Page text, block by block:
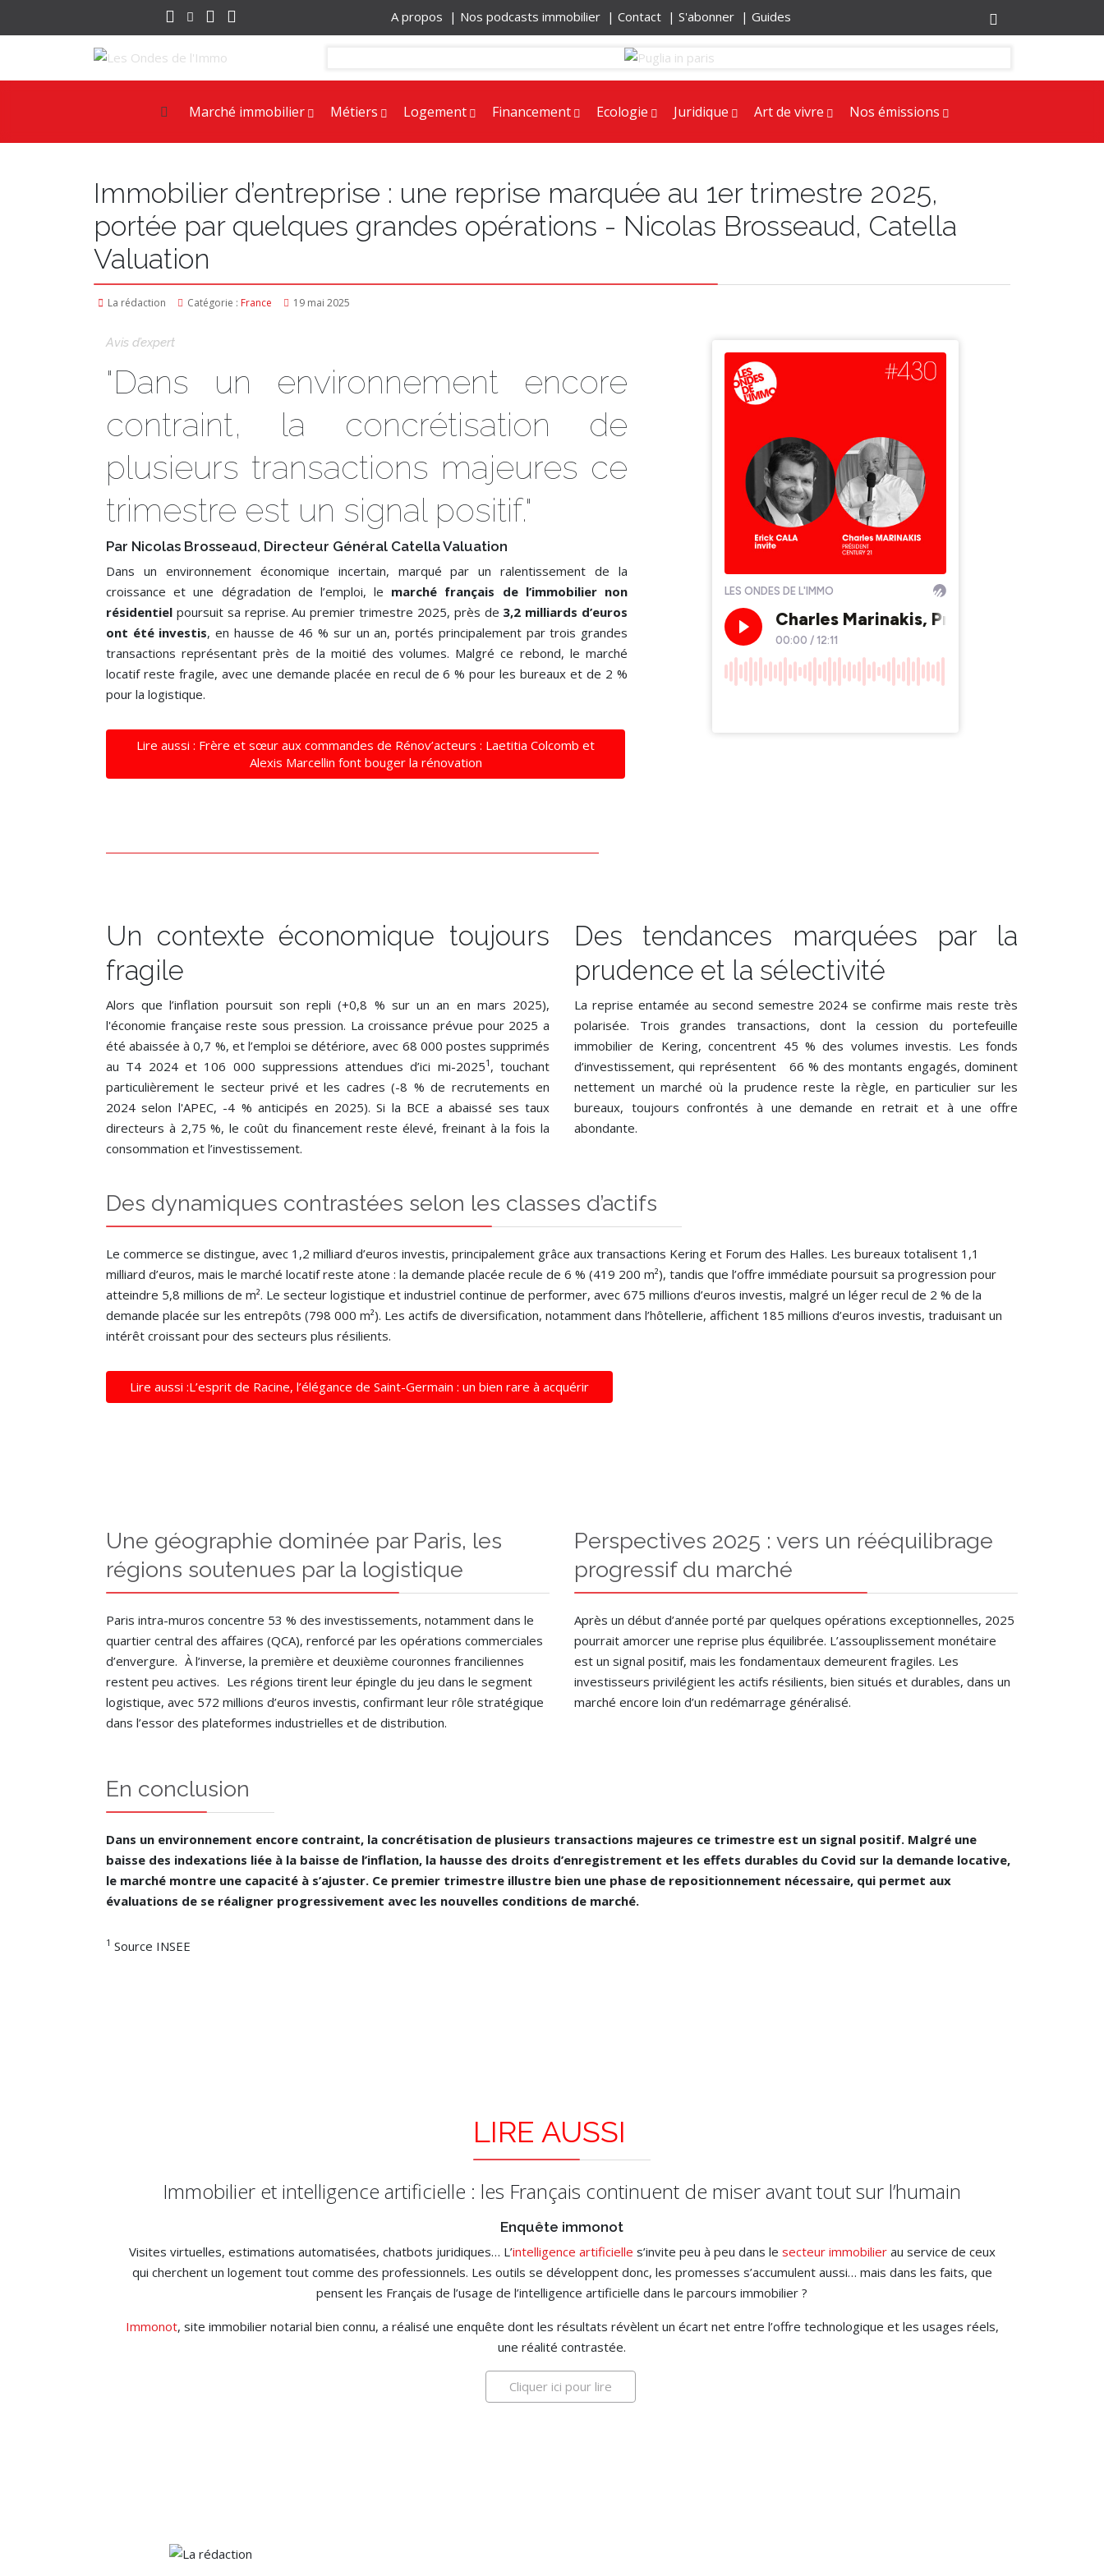
A propos | Nos podcasts immobilier | Contact | S'abonner | Guides
Marché immobilier Métiers Logement Financement Ecologie Juridique Art de vivre Nos émissions
Immobilier d’entreprise : une reprise marquée au 1er trimestre 2025,
portée par quelques grandes opérations - Nicolas Brosseaud, Catella
Valuation
La rédaction Catégorie : France 19 mai 2025
Avis d’expert
"Dans un environnement encore
contraint, la concrétisation de
plusieurs transactions majeures ce
trimestre est un signal positif."
Par Nicolas Brosseaud, Directeur Général Catella Valuation
Dans un environnement économique incertain, marqué par un ralentissement de la
croissance et une dégradation de l’emploi, le marché français de l’immobilier non
résidentiel poursuit sa reprise. Au premier trimestre 2025, près de 3,2 milliards d’euros
ont été investis, en hausse de 46 % sur un an, portés principalement par trois grandes
transactions représentant près de la moitié des volumes. Malgré ce rebond, le marché
locatif reste fragile, avec une demande placée en recul de 6 % pour les bureaux et de 2 %
pour la logistique.
Lire aussi : Frère et sœur aux commandes de Rénov’acteurs : Laetitia Colcomb et
Alexis Marcellin font bouger la rénovation
Un contexte économique toujours
fragile
Alors que l’inflation poursuit son repli (+0,8 % sur un an en mars 2025),
l'économie française reste sous pression. La croissance prévue pour 2025 a
été abaissée à 0,7 %, et l’emploi se détériore, avec 68 000 postes supprimés
au T4 2024 et 106 000 suppressions attendues d’ici mi-20251 , touchant
particulièrement le secteur privé et les cadres (-8 % de recrutements en
2024 selon l'APEC, -4 % anticipés en 2025). Si la BCE a abaissé ses taux
directeurs à 2,75 %, le coût du financement reste élevé, freinant à la fois la
consommation et l’investissement.
Des tendances marquées par la
prudence et la sélectivité
La reprise entamée au second semestre 2024 se confirme mais reste très
polarisée. Trois grandes transactions, dont la cession du portefeuille
immobilier de Kering, concentrent 45 % des volumes investis. Les fonds
d’investissement, qui représentent 66 % des montants engagés, dominent
nettement un marché où la prudence reste la règle, en particulier sur les
bureaux, toujours confrontés à une demande en retrait et à une offre
abondante.
Des dynamiques contrastées selon les classes d’actifs
Le commerce se distingue, avec 1,2 milliard d’euros investis, principalement grâce aux transactions Kering et Forum des Halles. Les bureaux totalisent 1,1
milliard d’euros, mais le marché locatif reste atone : la demande placée recule de 6 % (419 200 m²), tandis que l’offre immédiate poursuit sa progression pour
atteindre 5,8 millions de m². Le secteur logistique et industriel continue de performer, avec 675 millions d’euros investis, malgré un léger recul de 2 % de la
demande placée sur les entrepôts (798 000 m²). Les actifs de diversification, notamment dans l’hôtellerie, affichent 185 millions d’euros investis, traduisant un
intérêt croissant pour des secteurs plus résilients.
Lire aussi :L’esprit de Racine, l’élégance de Saint-Germain : un bien rare à acquérir
Une géographie dominée par Paris, les
régions soutenues par la logistique
Paris intra-muros concentre 53 % des investissements, notamment dans le
quartier central des affaires (QCA), renforcé par les opérations commerciales
d’envergure. À l’inverse, la première et deuxième couronnes franciliennes
restent peu actives. Les régions tirent leur épingle du jeu dans le segment
logistique, avec 572 millions d’euros investis, confirmant leur rôle stratégique
dans l’essor des plateformes industrielles et de distribution.
Perspectives 2025 : vers un rééquilibrage
progressif du marché
Après un début d’année porté par quelques opérations exceptionnelles, 2025
pourrait amorcer une reprise plus équilibrée. L’assouplissement monétaire
est un signal positif, mais les fondamentaux demeurent fragiles. Les
investisseurs privilégient les actifs résilients, bien situés et durables, dans un
marché encore loin d’un redémarrage généralisé.
En conclusion
Dans un environnement encore contraint, la concrétisation de plusieurs transactions majeures ce trimestre est un signal positif. Malgré une
baisse des indexations liée à la baisse de l’inflation, la hausse des droits d’enregistrement et les effets durables du Covid sur la demande locative,
le marché montre une capacité à s’ajuster. Ce premier trimestre illustre bien une phase de repositionnement nécessaire, qui permet aux
évaluations de se réaligner progressivement avec les nouvelles conditions de marché.
1 Source INSEE
LIRE AUSSI
Immobilier et intelligence artificielle : les Français continuent de miser avant tout sur l’humain
Enquête immonot
Visites virtuelles, estimations automatisées, chatbots juridiques… L’intelligence artificielle s’invite peu à peu dans le secteur immobilier au service de ceux
qui cherchent un logement tout comme des professionnels. Les outils se développent donc, les promesses s’accumulent aussi… mais dans les faits, que
pensent les Français de l’usage de l’intelligence artificielle dans le parcours immobilier ?
Immonot, site immobilier notarial bien connu, a réalisé une enquête dont les résultats révèlent un écart net entre l’offre technologique et les usages réels,
une réalité contrastée.
Cliquer ici pour lire